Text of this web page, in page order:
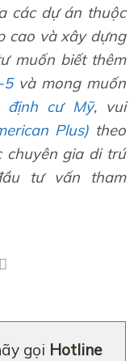
các dự án thuộc
cao và xây dựng
muốn biết thêm
5và mong muốn
định cư Mỹ, vui
Plus)theo
chuyên gia di trú
tư vấn tham
gọi Hotline